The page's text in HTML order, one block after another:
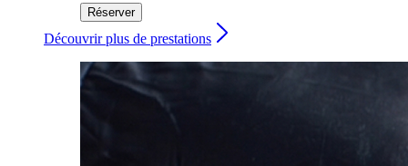
Réserver
Découvrir plus de prestations